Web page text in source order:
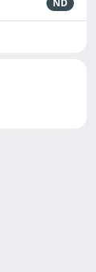
ND